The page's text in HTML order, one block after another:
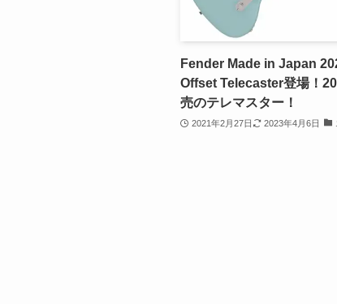
Fender Made in Japan
Offset Telecaster登場！
売のテレマスター！
2021年2月27日 2023年4月6日